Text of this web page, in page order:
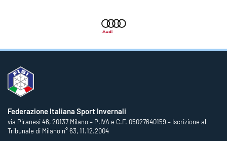
Federazione Italiana Sport Invernali
via Piranesi 46, 20137 Milano – P.IVA e C.F. 05027640159 – Iscrizione al
Tribunale di Milano n° 63, 11.12.2004